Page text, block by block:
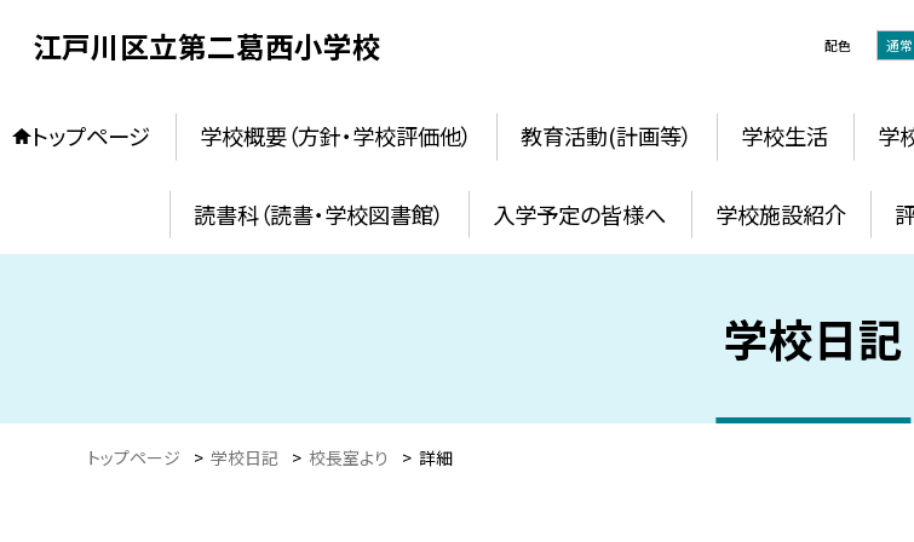
江戸川区立第二葛西小学校 配色 通常
トップページ 学校概要（方針・学校評価他） 教育活動(計画等） 学校生活 学
読書科（読書・学校図書館） 入学予定の皆様へ 学校施設紹介
学校日記
トップページ > 学校日記 > 校長室より > 詳細